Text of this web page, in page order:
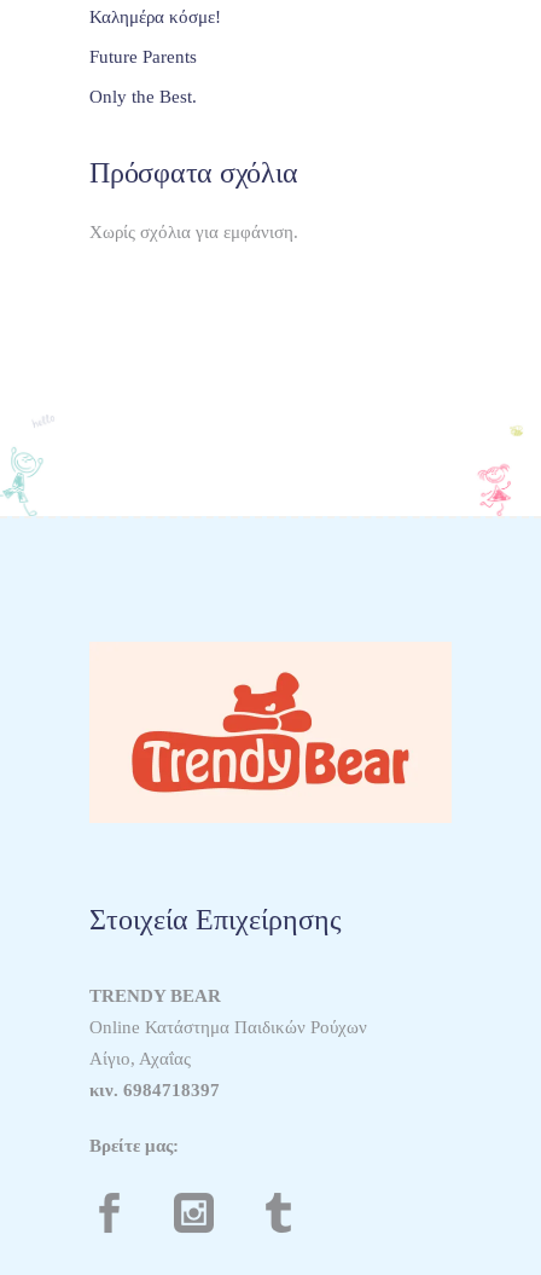
Καλημέρα κόσμε!
Future Parents
Only the Best.
Πρόσφατα σχόλια
Χωρίς σχόλια για εμφάνιση.
Στοιχεία Επιχείρησης
TRENDY BEAR
Online Κατάστημα Παιδικών Ρούχων
Αίγιο, Αχαΐας
κιν. 6984718397
Βρείτε μας: